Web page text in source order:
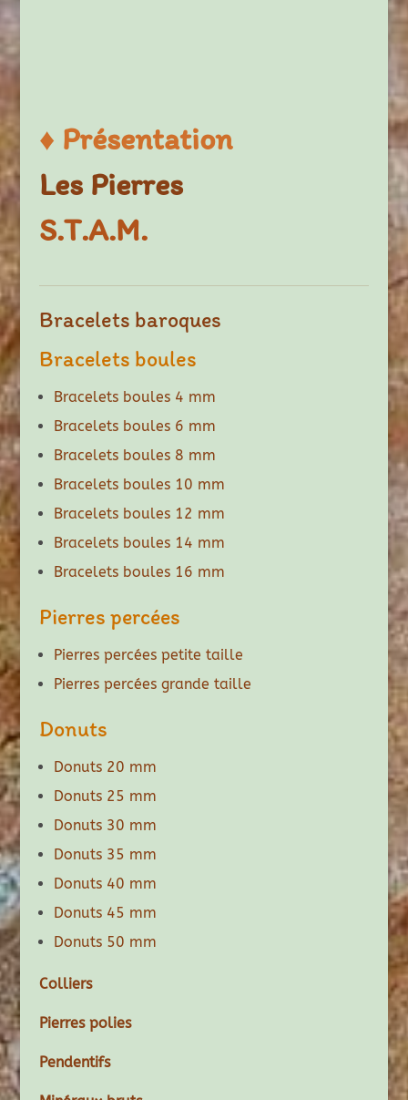
♦ Présentation
Les Pierres
S.T.A.M.
Bracelets baroques
Bracelets boules
Bracelets boules 4 mm
Bracelets boules 6 mm
Bracelets boules 8 mm
Bracelets boules 10 mm
Bracelets boules 12 mm
Bracelets boules 14 mm
Bracelets boules 16 mm
Pierres percées
Pierres percées petite taille
Pierres percées grande taille
Donuts
Donuts 20 mm
Donuts 25 mm
Donuts 30 mm
Donuts 35 mm
Donuts 40 mm
Donuts 45 mm
Donuts 50 mm
Colliers
Pierres polies
Pendentifs